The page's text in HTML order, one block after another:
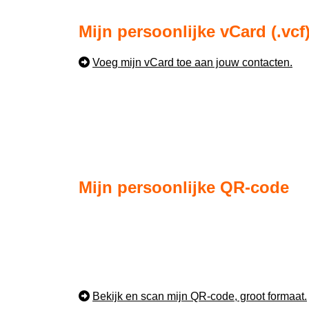
Mijn persoonlijke vCard
Voeg mijn vCard toe aan jouw contacten.
Mijn persoonlijke QR-code
Bekijk en scan mijn QR-code, groot formaat.